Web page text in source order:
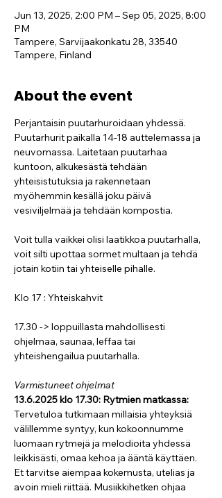
Jun 13, 2025, 2:00 PM – Sep 05, 2025, 8:00
PM
Tampere, Sarvijaakonkatu 28, 33540
Tampere, Finland
About the event
Perjantaisin puutarhuroidaan yhdessä.
Puutarhurit paikalla 14-18 auttelemassa ja
neuvomassa. Laitetaan puutarhaa
kuntoon, alkukesästä tehdään
yhteisistutuksia ja rakennetaan
myöhemmin kesällä joku päivä
vesiviljelmää ja tehdään kompostia.
Voit tulla vaikkei olisi laatikkoa puutarhalla,
voit silti upottaa sormet multaan ja tehdä
jotain kotiin tai yhteiselle pihalle.
Klo 17 : Yhteiskahvit
17.30 -> loppuillasta mahdollisesti
ohjelmaa, saunaa, leffaa tai
yhteishengailua puutarhalla.
Varmistuneet ohjelmat
13.6.2025 klo 17.30: Rytmien matkassa:
Tervetuloa tutkimaan millaisia yhteyksiä
välillemme syntyy, kun kokoonnumme
luomaan rytmejä ja melodioita yhdessä
leikkisästi, omaa kehoa ja ääntä käyttäen.
Et tarvitse aiempaa kokemusta, utelias ja
avoin mieli riittää. Musiikkihetken ohjaa